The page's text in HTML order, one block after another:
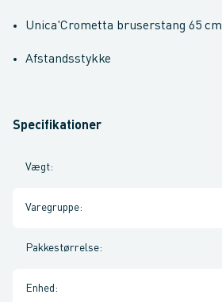
Unica'Crometta bruserstang 65 cm
Afstandsstykke
Specifikationer
Vægt:
Varegruppe:
Pakkestørrelse:
Enhed :